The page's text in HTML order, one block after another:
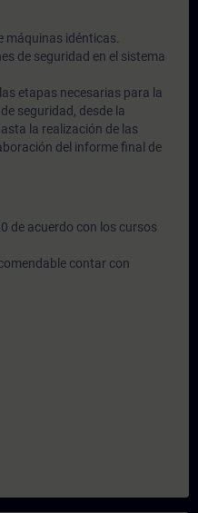
máquinas idénticas.
de seguridad en el sistema
etapas necesarias para la
seguridad, desde la
la realización de las
del informe final de
de acuerdo con los cursos
contar con